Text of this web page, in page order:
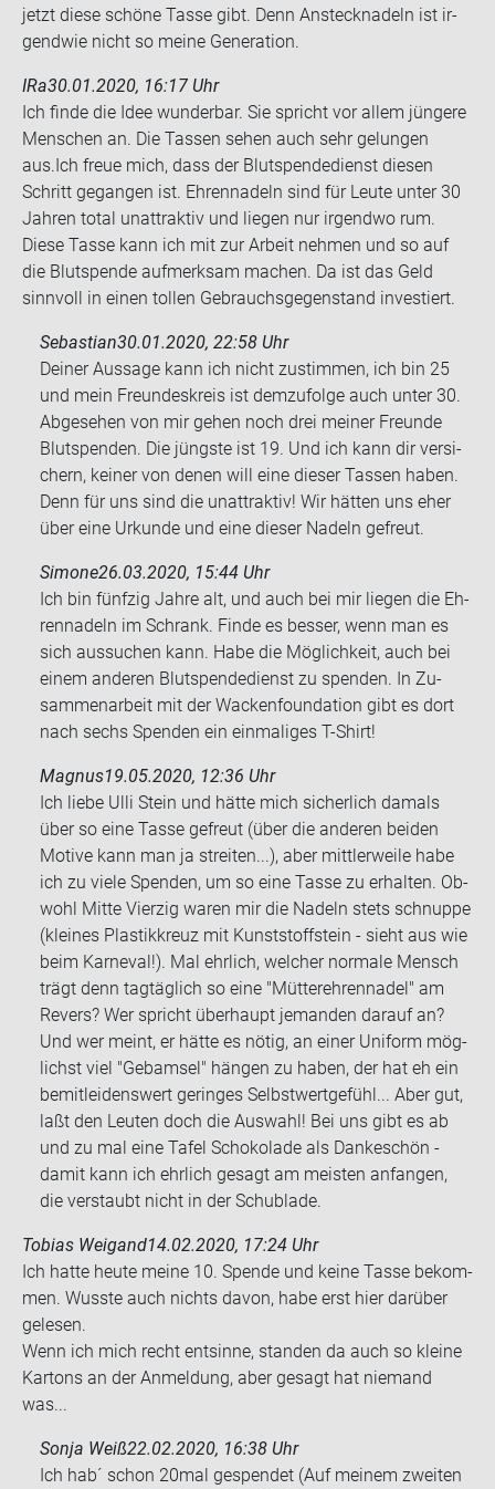
jetzt diese schö­ne Tasse gibt. Denn An­steck­na­deln ist ir­
gend­wie nicht so meine Ge­nera­ti­on.
IRa30.01.2020, 16:17 Uhr
Ich finde die Idee wun­der­bar. Sie spricht vor allem jün­ge­re
Men­schen an. Die Tas­sen sehen auch sehr ge­lun­gen
aus.Ich freue mich, dass der Blut­spen­de­dienst die­sen
Schritt ge­gan­gen ist. Eh­ren­na­deln sind für Leute unter 30
Jah­ren total un­at­trak­tiv und lie­gen nur ir­gend­wo rum.
Diese Tasse kann ich mit zur Ar­beit neh­men und so auf
die Blut­spen­de auf­merk­sam ma­chen. Da ist das Geld
sinn­voll in einen tol­len Ge­brauchs­ge­gen­stand in­ves­tiert.
Sebastian30.01.2020, 22:58 Uhr
Dei­ner Aus­sa­ge kann ich nicht zu­stim­men, ich bin 25
und mein Freun­des­kreis ist dem­zu­fol­ge auch unter 30.
Ab­ge­se­hen von mir gehen noch drei mei­ner Freun­de
Blut­spen­den. Die jüngs­te ist 19. Und ich kann dir ver­si­
chern, kei­ner von denen will eine die­ser Tas­sen haben.
Denn für uns sind die un­at­trak­tiv! Wir hät­ten uns eher
über eine Ur­kun­de und eine die­ser Na­deln ge­freut.
Simone26.03.2020, 15:44 Uhr
Ich bin fünf­zig Jahre alt, und auch bei mir lie­gen die Eh­
ren­na­deln im Schrank. Finde es bes­ser, wenn man es
sich aus­su­chen kann. Habe die Mög­lich­keit, auch bei
einem an­de­ren Blut­spen­de­dienst zu spen­den. In Zu­
sam­men­ar­beit mit der Wa­cken­founda­ti­on gibt es dort
nach sechs Spen­den ein ein­ma­li­ges T-​Shirt!
Magnus19.05.2020, 12:36 Uhr
Ich liebe Ulli Stein und hätte mich si­cher­lich da­mals
über so eine Tasse ge­freut (über die an­de­ren bei­den
Mo­ti­ve kann man ja strei­ten...), aber mitt­ler­wei­le habe
ich zu viele Spen­den, um so eine Tasse zu er­hal­ten. Ob­
wohl Mitte Vier­zig waren mir die Na­deln stets schnup­pe
(klei­nes Plas­tik­kreuz mit Kunst­stoff­stein - sieht aus wie
beim Kar­ne­val!). Mal ehr­lich, wel­cher nor­ma­le Mensch
trägt denn tag­täg­lich so eine "Müt­ter­eh­ren­na­del" am
Re­vers? Wer spricht über­haupt je­man­den dar­auf an?
Und wer meint, er hätte es nötig, an einer Uni­form mög­
lichst viel "Gebam­sel" hän­gen zu haben, der hat eh ein
be­mit­lei­dens­wert ge­rin­ges Selbst­wert­ge­fühl... Aber gut,
laßt den Leu­ten doch die Aus­wahl! Bei uns gibt es ab
und zu mal eine Tafel Scho­ko­la­de als Dan­ke­schön -
damit kann ich ehr­lich ge­sagt am meis­ten an­fan­gen,
die ver­staubt nicht in der Schub­la­de.
Tobias Weigand14.02.2020, 17:24 Uhr
Ich hatte heute meine 10. Spen­de und keine Tasse be­kom­
men. Wuss­te auch nichts davon, habe erst hier dar­über
ge­le­sen.
Wenn ich mich recht ent­sin­ne, stan­den da auch so klei­ne
Kar­tons an der An­mel­dung, aber ge­sagt hat nie­mand
was...
Sonja Weiß22.02.2020, 16:38 Uhr
Ich hab´ schon 20mal ge­spen­det (Auf mei­nem zwei­ten